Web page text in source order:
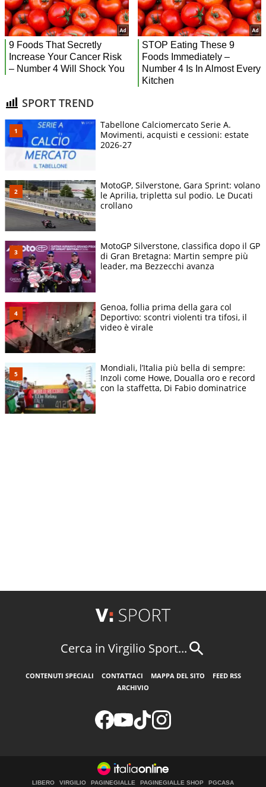
SPORT TREND
Tabellone Calciomercato Serie A.
Movimenti, acquisti e cessioni: estate
2026-27
MotoGP, Silverstone, Gara Sprint: volano
le Aprilia, tripletta sul podio. Le Ducati
crollano
MotoGP Silverstone, classifica dopo il GP
di Gran Bretagna: Martin sempre più
leader, ma Bezzecchi avanza
Genoa, follia prima della gara col
Deportivo: scontri violenti tra tifosi, il
video è virale
Mondiali, l’Italia più bella di sempre:
Inzoli come Howe, Doualla oro e record
con la staffetta, Di Fabio dominatrice
Cerca in Virgilio Sport...
CONTENUTI SPECIALI CONTATTACI MAPPA DEL SITO
FEED RSS
ARCHIVIO
LIBERO VIRGILIO PAGINEGIALLE PAGINEGIALLE SHOP PGCASA